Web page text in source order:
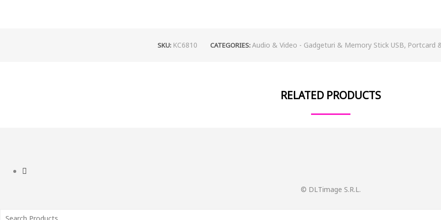
SKU: KC6810 CATEGORIES:Audio & Video - Gadgeturi & Memory Stick USB, Portcard
RELATED PRODUCTS
© DLTimage S.R.L.